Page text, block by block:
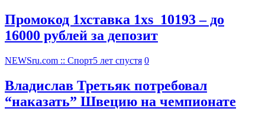
Промокод 1хставка 1xs_10193 – до
16000 рублей за депозит
NEWSru.com :: Спорт5 лет спустя 0
Владислав Третьяк потребовал
“наказать” Швецию на чемпионате